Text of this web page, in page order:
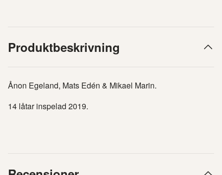
Produktbeskrivning
Ånon Egeland, Mats Edén & Mikael Marin.
14 låtar inspelad 2019.